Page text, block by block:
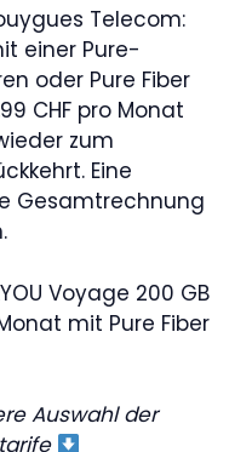
Telecom:
einer Pure-
oder Pure Fiber
CHF pro Monat
zum
Eine
Gesamtrechnung
Voyage 200 GB
mit Pure Fiber
Auswahl der